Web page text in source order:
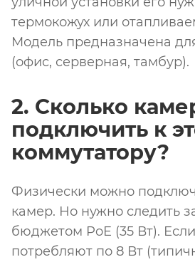
термокожух или
Модель предназначена
(офис, серверная, тамбур).
2. Сколько
подключить к
коммутатору?
Физически можно
камер. Но нужно следить
бюджетом PoE (35 Вт).
потребляют по 8 Вт